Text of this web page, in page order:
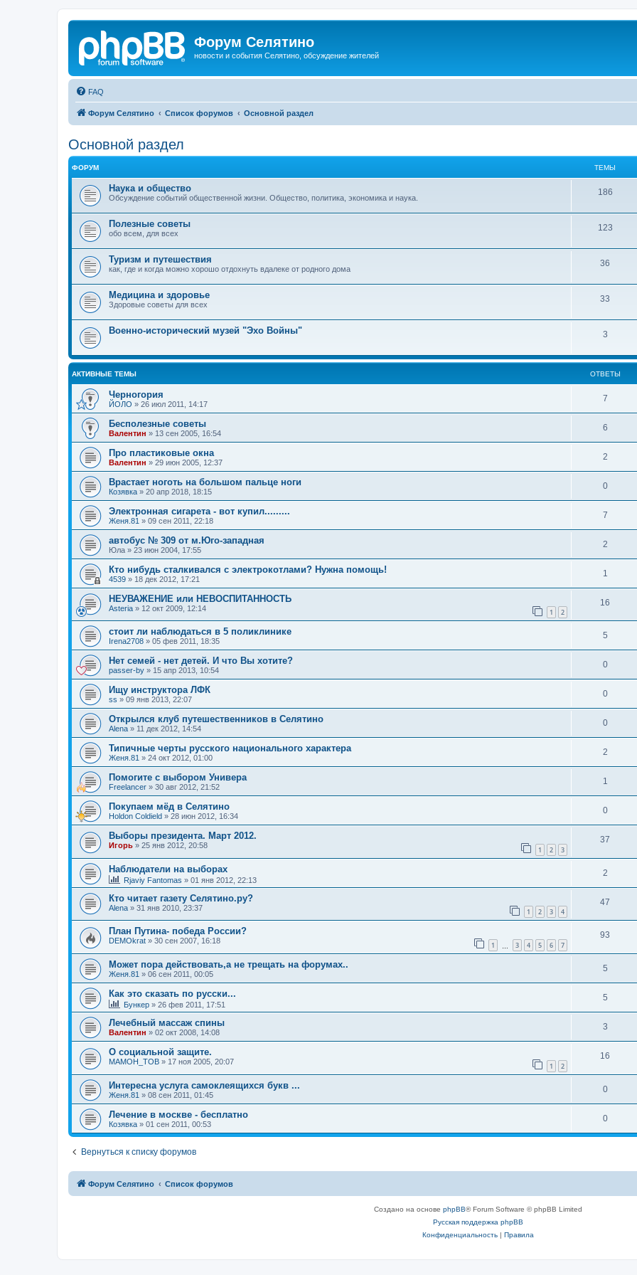
Форум Селятино
новости и события Селятино, обсуждение жителей
FAQ
Форум Селятино Список форумов Основной раздел
Основной раздел
ФОРУМ ТЕМЫ
Наука и общество
Обсуждение событий общественной жизни. Общество, политика, экономика и наука.
186
Полезные советы
обо всем, для всех
123
Туризм и путешествия
как, где и когда можно хорошо отдохнуть вдалеке от родного дома
36
Медицина и здоровье
Здоровые советы для всех
33
Военно-исторический музей "Эхо Войны" 3
АКТИВНЫЕ ТЕМЫ ОТВЕТЫ
Черногория
ЙОЛО » 26 июл 2011, 14:17
7
Бесполезные советы
Валентин » 13 сен 2005, 16:54
6
Про пластиковые окна
Валентин » 29 июн 2005, 12:37
2
Врастает ноготь на большом пальце ноги
Козявка » 20 апр 2018, 18:15
0
Электронная сигарета - вот купил.........
Женя.81 » 09 сен 2011, 22:18
7
автобус № 309 от м.Юго-западная
Юла » 23 июн 2004, 17:55
2
Кто нибудь сталкивался с электрокотлами? Нужна помощь!
4539 » 18 дек 2012, 17:21
1
НЕУВАЖЕНИЕ или НЕВОСПИТАННОСТЬ
Asteria » 12 окт 2009, 12:14 1 2
16
стоит ли наблюдаться в 5 поликлинике
Irena2708 » 05 фев 2011, 18:35
5
Нет семей - нет детей. И что Вы хотите?
passer-by » 15 апр 2013, 10:54
0
Ищу инструктора ЛФК
ss » 09 янв 2013, 22:07
0
Открылся клуб путешественников в Селятино
Alena » 11 дек 2012, 14:54
0
Типичные черты русского национального характера
Женя.81 » 24 окт 2012, 01:00
2
Помогите с выбором Универа
Freelancer » 30 авг 2012, 21:52
1
Покупаем мёд в Селятино
Holdon Coldield » 28 июн 2012, 16:34
0
Выборы президента. Март 2012.
Игорь » 25 янв 2012, 20:58 1 2 3
37
Наблюдатели на выборах
Rjaviy Fantomas » 01 янв 2012, 22:13
2
Кто читает газету Селятино.ру?
Alena » 31 янв 2010, 23:37 1 2 3 4
47
План Путина- победа России?
DEMOkrat » 30 сен 2007, 16:18 1 3 4 5 6 7
93
Может пора действовать,а не трещать на форумах..
Женя.81 » 06 сен 2011, 00:05
5
Как это сказать по русски...
Бункер » 26 фев 2011, 17:51
5
Лечебный массаж спины
Валентин » 02 окт 2008, 14:08
3
О социальной защите.
MAMOH_TOB » 17 ноя 2005, 20:07 1 2
16
Интересна услуга самоклеящихся букв ...
Женя.81 » 08 сен 2011, 01:45
0
Лечение в москве - бесплатно
Козявка » 01 сен 2011, 00:53
0
Вернуться к списку форумов
Форум Селятино Список форумов
Создано на основе phpBB® Forum Software © phpBB Limited
Русская поддержка phpBB
Конфиденциальность| Правила